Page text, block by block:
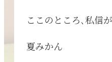
ここのところ､私信が
夏みかん